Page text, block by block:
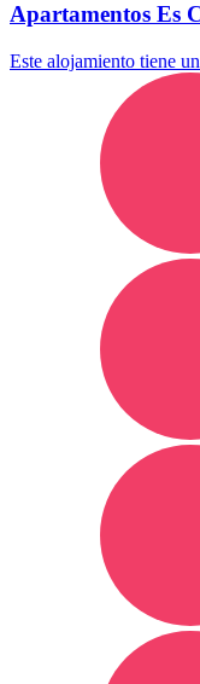
Apartamentos Es
Este alojamiento tiene